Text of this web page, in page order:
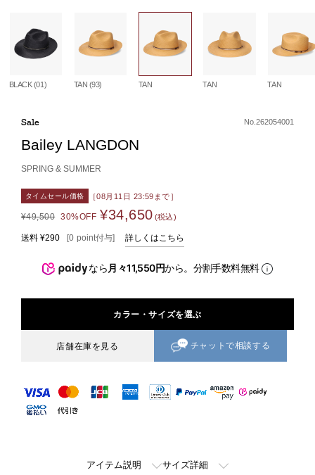
BLACK (01) TAN (93) TAN TAN TAN
Sale No.262054001
Bailey LANGDON
SPRING & SUMMER
タイムセール価格 ［08月11日 23:59まで］
¥49,500 30%OFF ¥34,650 (税込)
送料 ¥290 [0 point付与] 詳しくはこちら
なら月々11,550円から。分割手数料無料
カラー・サイズを選ぶ
店舗在庫を見る チャットで相談する
アイテム説明 サイズ詳細